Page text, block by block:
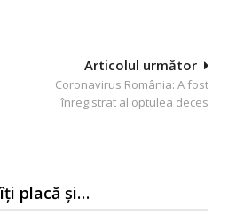
Articolul următor
Coronavirus România: A fost
înregistrat al optulea deces
placă și…